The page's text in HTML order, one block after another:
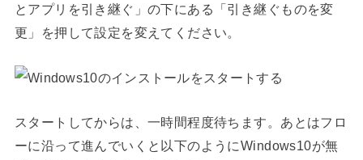
とアプリを引き継ぐ」の下にある「引き継ぐものを変
更」を押して設定を変えてください。
スタートしてからは、一時間程度待ちます。あとはフロ
ーに沿って進んでいくと以下のようにWindows10が無